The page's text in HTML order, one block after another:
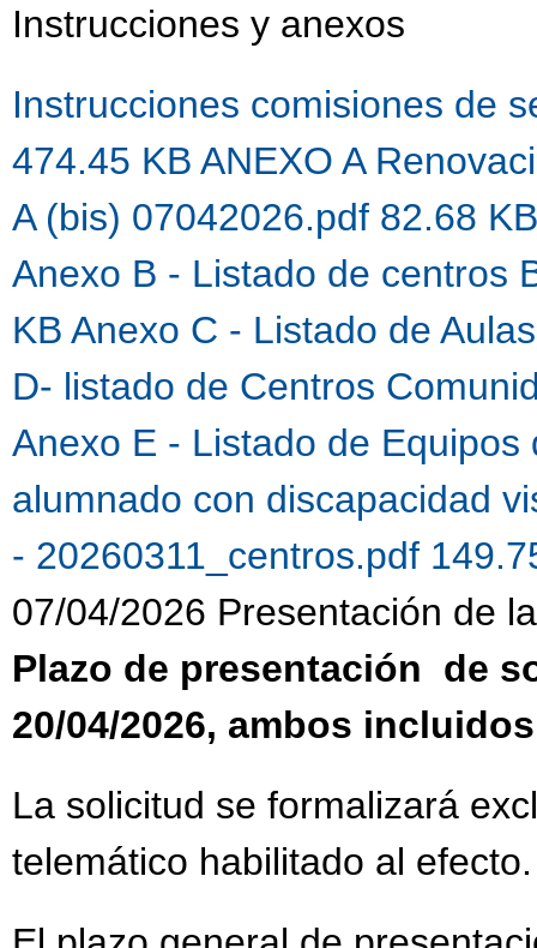
Instrucciones y anexos
Instrucciones comisiones de
474.45 KB ANEXO A
A (bis) 07042026.pdf 82.68
Anexo B - Listado de centros
KB Anexo C - Listado de
D- listado de Centros
Anexo E - Listado de
alumnado con discapacidad
- 20260311_centros.pdf
07/04/2026 Presentación de
Plazo de presentación de
20/04/2026, ambos incluidos
La solicitud se formalizará
telemático habilitado al efecto.